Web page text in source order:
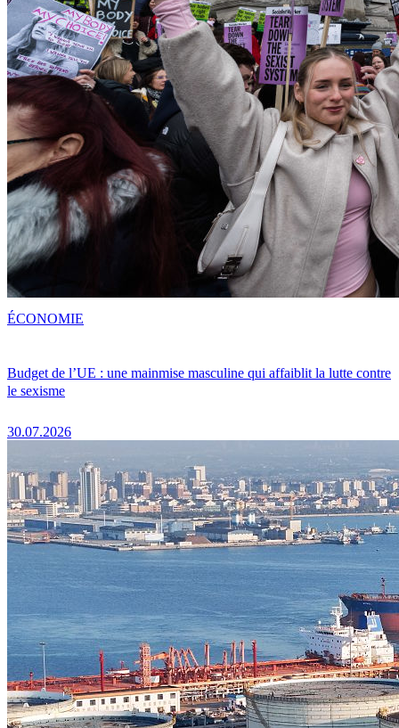
Budget de l’UE : une mainmise masculine qui affaiblit la lutte contre
le sexisme
30.07.2026
ÉCONOMIE